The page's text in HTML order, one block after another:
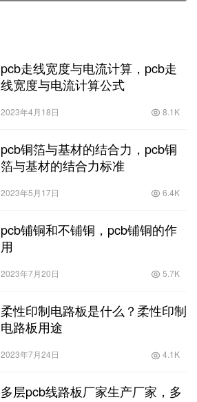
pcb走线宽度与电流计算，pcb走
线宽度与电流计算公式
2023年4月18日 8.1K
pcb铜箔与基材的结合力，pcb铜
箔与基材的结合力标准
2023年5月17日 6.4K
pcb铺铜和不铺铜，pcb铺铜的作
用
2023年7月20日 5.7K
柔性印制电路板是什么？柔性印制
电路板用途
2023年7月24日 4.1K
多层pcb线路板厂家生产厂家，多